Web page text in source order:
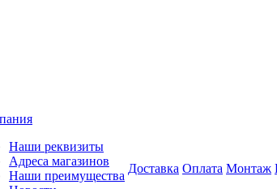
Наши реквизиты
Адреса магазинов
Наши преимущества
Доставка Оплата Монтаж